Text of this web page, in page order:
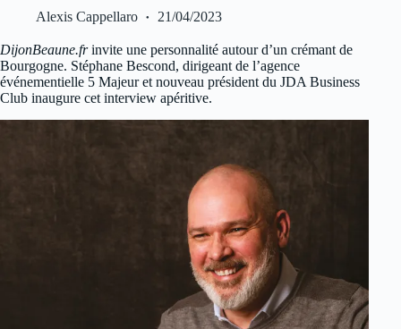
Alexis Cappellaro
21/04/2023
DijonBeaune.frinvite une personnalité autour d’un crémant de
Bourgogne. Stéphane Bescond, dirigeant de l’agence
événementielle 5 Majeur et nouveau président du JDA Business
Club inaugure cet interview apéritive.